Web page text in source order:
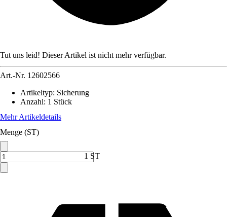
Tut uns leid! Dieser Artikel ist nicht mehr verfügbar.
Art.-Nr. 12602566
Artikeltyp: Sicherung
Anzahl: 1 Stück
Mehr Artikeldetails
Menge (ST)
1 ST